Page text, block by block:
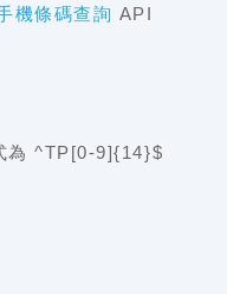
機條碼查詢 API
為 ^TP[0-9]{14}$